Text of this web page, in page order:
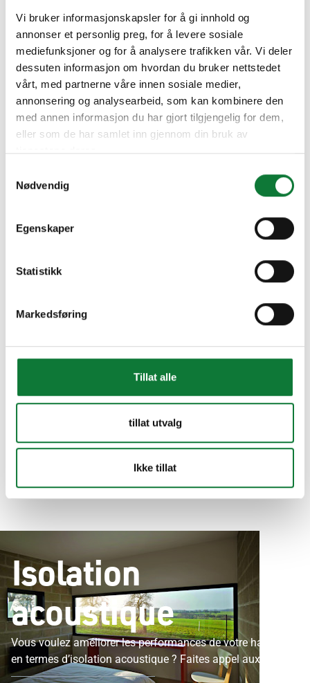
Vi bruker informasjonskapsler for å gi innhold og
annonser et personlig preg, for å levere sosiale
mediefunksjoner og for å analysere trafikken vår. Vi deler
dessuten informasjon om hvordan du bruker nettstedet
vårt, med partnerne våre innen sosiale medier,
annonsering og analysearbeid, som kan kombinere den
med annen informasjon du har gjort tilgjengelig for dem,
eller som de har samlet inn gjennom din bruk av
tjenestene deres.
Nødvendig
Egenskaper
Statistikk
Markedsføring
Tillat alle
tillat utvalg
Ikke tillat
Isolation
acoustique
Vous voulez améliorer les performances de votre habitat
en termes d’isolation acoustique ? Faites appel aux
menuiseries aluminium SAPA.